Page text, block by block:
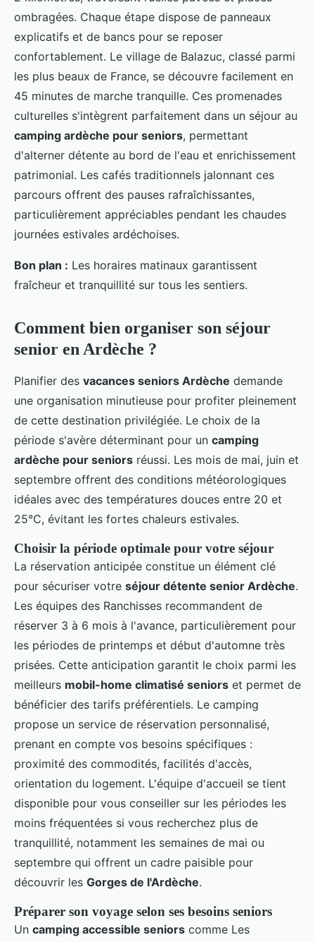
ombragées. Chaque étape dispose de panneaux
explicatifs et de bancs pour se reposer
confortablement. Le village de Balazuc, classé parmi
les plus beaux de France, se découvre facilement en
45 minutes de marche tranquille. Ces promenades
culturelles s'intègrent parfaitement dans un séjour au
camping ardèche pour seniors, permettant
d'alterner détente au bord de l'eau et enrichissement
patrimonial. Les cafés traditionnels jalonnant ces
parcours offrent des pauses rafraîchissantes,
particulièrement appréciables pendant les chaudes
journées estivales ardéchoises.
Bon plan : Les horaires matinaux garantissent
fraîcheur et tranquillité sur tous les sentiers.
Comment bien organiser son séjour
senior en Ardèche ?
Planifier des vacances seniors Ardèche demande
une organisation minutieuse pour profiter pleinement
de cette destination privilégiée. Le choix de la
période s'avère déterminant pour un camping
ardèche pour seniors réussi. Les mois de mai, juin et
septembre offrent des conditions météorologiques
idéales avec des températures douces entre 20 et
25°C, évitant les fortes chaleurs estivales.
Choisir la période optimale pour votre séjour
La réservation anticipée constitue un élément clé
pour sécuriser votre séjour détente senior Ardèche.
Les équipes des Ranchisses recommandent de
réserver 3 à 6 mois à l'avance, particulièrement pour
les périodes de printemps et début d'automne très
prisées. Cette anticipation garantit le choix parmi les
meilleurs mobil-home climatisé seniors et permet de
bénéficier des tarifs préférentiels. Le camping
propose un service de réservation personnalisé,
prenant en compte vos besoins spécifiques :
proximité des commodités, facilités d'accès,
orientation du logement. L'équipe d'accueil se tient
disponible pour vous conseiller sur les périodes les
moins fréquentées si vous recherchez plus de
tranquillité, notamment les semaines de mai ou
septembre qui offrent un cadre paisible pour
découvrir les Gorges de l'Ardèche.
Préparer son voyage selon ses besoins seniors
Un camping accessible seniors comme Les